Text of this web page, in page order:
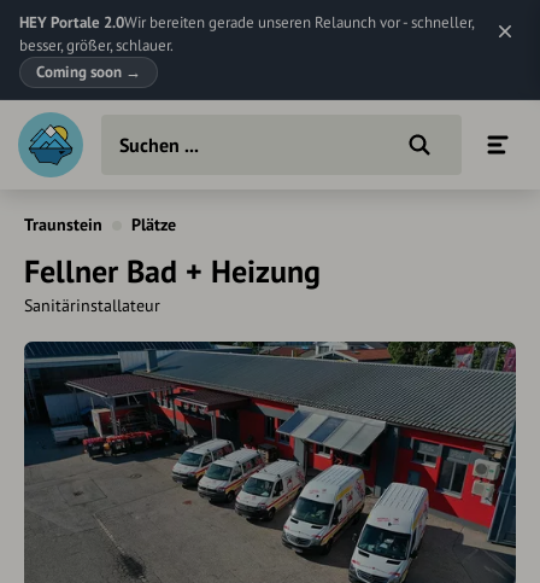
HEY Portale 2.0Wir bereiten gerade unseren Relaunch vor - schneller,
besser, größer, schlauer.
Coming soon →
Traunstein Plätze
Fellner Bad + Heizung
Sanitärinstallateur